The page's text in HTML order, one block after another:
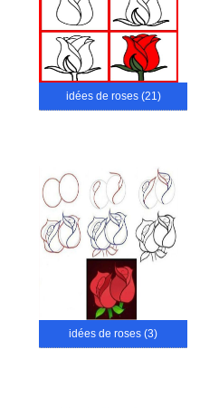
idées de roses (21)
idées de roses (3)